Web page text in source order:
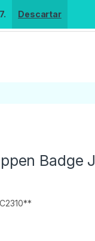
Descartar
Badge
C2310**